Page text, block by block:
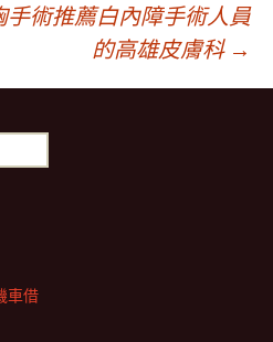
術推薦白內障手術人員
的高雄皮膚科 →
車借